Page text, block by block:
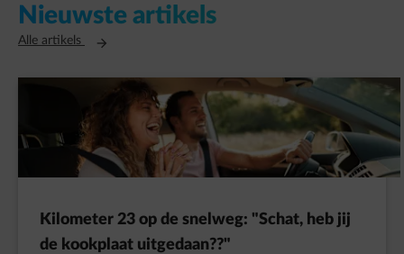
Nieuwste artikels
Alle artikels Opent in een nieuw tabblad
Kilometer 23 op de snelweg: "Schat, heb jij
de kookplaat uitgedaan??"